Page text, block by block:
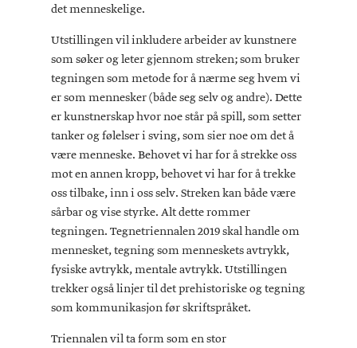
det menneskelige.
Utstillingen vil inkludere arbeider av kunstnere
som søker og leter gjennom streken; som bruker
tegningen som metode for å nærme seg hvem vi
er som mennesker (både seg selv og andre). Dette
er kunstnerskap hvor noe står på spill, som setter
tanker og følelser i sving, som sier noe om det å
være menneske. Behovet vi har for å strekke oss
mot en annen kropp, behovet vi har for å trekke
oss tilbake, inn i oss selv. Streken kan både være
sårbar og vise styrke. Alt dette rommer
tegningen. Tegnetriennalen 2019 skal handle om
mennesket, tegning som menneskets avtrykk,
fysiske avtrykk, mentale avtrykk. Utstillingen
trekker også linjer til det prehistoriske og tegning
som kommunikasjon før skriftspråket.
Triennalen vil ta form som en stor